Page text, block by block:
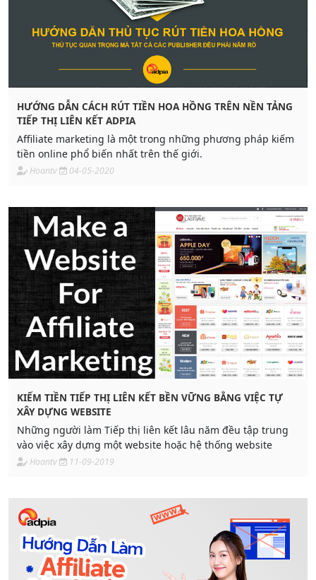
HƯỚNG DẪN CÁCH RÚT TIỀN HOA HỒNG TRÊN NỀN TẢNG
TIẾP THỊ LIÊN KẾT ADPIA
Affiliate marketing là một trong những phương pháp kiếm
tiền online phổ biến nhất trên thế giới.
Hoantv 04-05-2020
KIẾM TIỀN TIẾP THỊ LIÊN KẾT BỀN VỮNG BẰNG VIỆC TỰ
XÂY DỰNG WEBSITE
Những người làm Tiếp thị liên kết lâu năm đều tập trung
vào việc xây dựng một website hoặc hệ thống website
Hoantv 11-09-2019